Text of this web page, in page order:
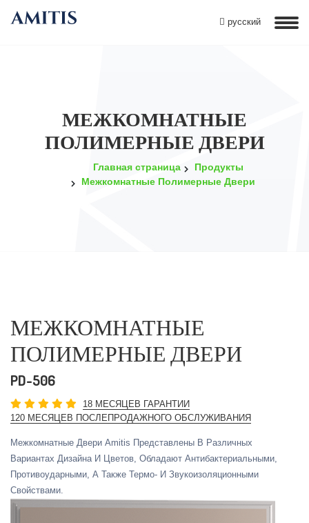
русский
МЕЖКОМНАТНЫЕ
ПОЛИМЕРНЫЕ ДВЕРИ
Главная страница
Продукты
Межкомнатные Полимерные Двери
МЕЖКОМНАТНЫЕ
ПОЛИМЕРНЫЕ ДВЕРИ
PD-506
18 МЕСЯЦЕВ ГАРАНТИИ
120 МЕСЯЦЕВ ПОСЛЕПРОДАЖНОГО ОБСЛУЖИВАНИЯ
Межкомнатные Двери Amitis Представлены В Различных
Вариантах Дизайна И Цветов, Обладают Антибактериальными,
Противоударными, А Также Термо- И Звукоизоляционными
Свойствами.